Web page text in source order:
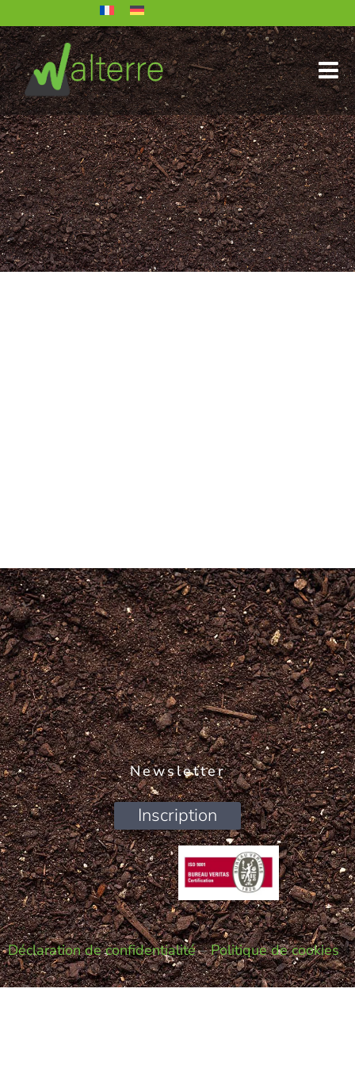
Newsletter
Inscription
Déclaration de confidentialité–Politique de cookies